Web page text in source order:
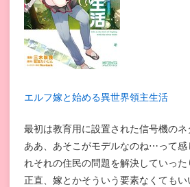
エルフ嫁と始める異世界領主生活
最初は教育用に設置された信号機のネ
ああ、あそこがモデルなのね⋯って感
れそれの住民の問題を解決していった
正直、嫁とかそういう要素なくても